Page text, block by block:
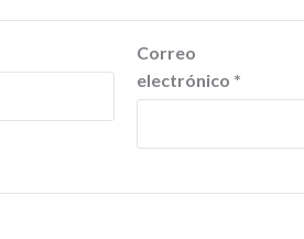
Correo
electrónico *